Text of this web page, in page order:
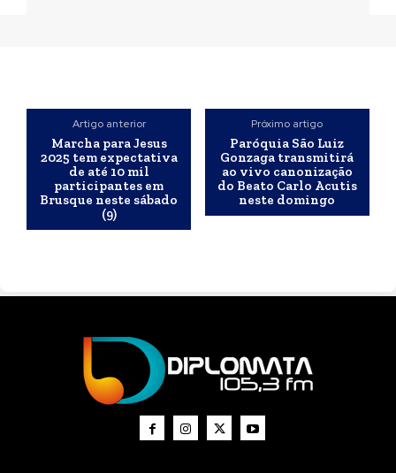
Artigo anterior
Marcha para Jesus
2025 tem expectativa
de até 10 mil
participantes em
Brusque neste sábado
(9)
Próximo artigo
Paróquia São Luiz
Gonzaga transmitirá
ao vivo canonização
do Beato Carlo Acutis
neste domingo